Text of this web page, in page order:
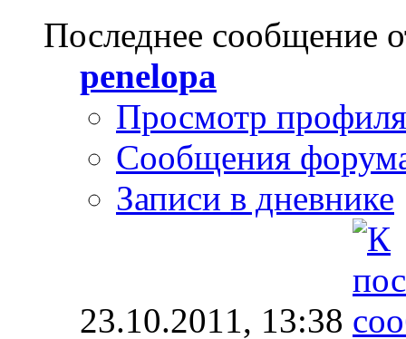
Последнее сообщение
penelopa
Просмотр профиля
Сообщения
Записи в дневнике
23.10.2011, 13:38